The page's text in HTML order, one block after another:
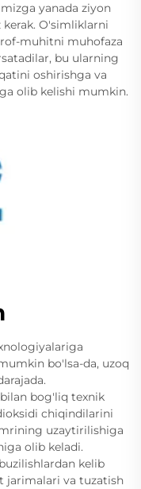
yanada ziyon
O'simliklarni
muhitni muhofaza
bu ularning
oshirishga va
olib kelishi mumkin.
bo'lsa-da, uzoq
bog'liq texnik
chiqindilarini
uzaytirilishiga
olib keladi.
kelib
jarimalari va tuzatish